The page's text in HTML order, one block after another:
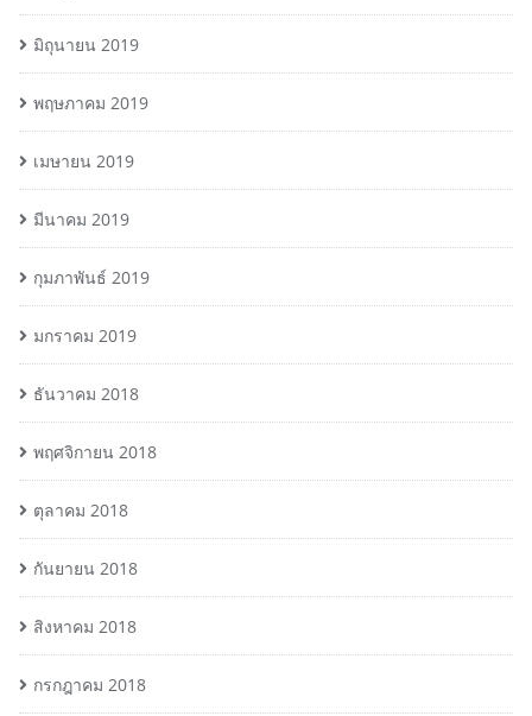
มิถุนายน 2019
พฤษภาคม 2019
เมษายน 2019
มีนาคม 2019
กุมภาพันธ์ 2019
มกราคม 2019
ธันวาคม 2018
พฤศจิกายน 2018
ตุลาคม 2018
กันยายน 2018
สิงหาคม 2018
กรกฎาคม 2018